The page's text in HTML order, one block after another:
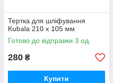
Тертка для шліфування
Kubala 210 х 105 мм
Готово до відправки 3 од.
280 ₴
Купити